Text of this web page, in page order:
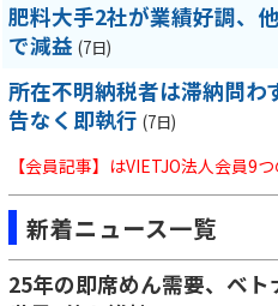
肥料大手2社が業績好調、
で減益 (7日)
所在不明納税者は滞納問わ
告なく即執行 (7日)
【会員記事】はVIETJO法人会員9
新着ニュース一覧
25年の即席めん需要、ベ